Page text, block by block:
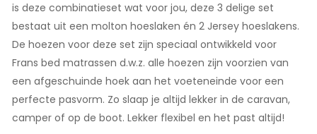
is deze combinatieset wat voor jou, deze 3 delige set
bestaat uit een molton hoeslaken én 2 Jersey hoeslakens.
De hoezen voor deze set zijn speciaal ontwikkeld voor
Frans bed matrassen d.w.z. alle hoezen zijn voorzien van
een afgeschuinde hoek aan het voeteneinde voor een
perfecte pasvorm. Zo slaap je altijd lekker in de caravan,
camper of op de boot. Lekker flexibel en het past altijd!